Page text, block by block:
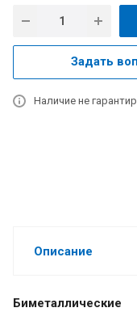
Задать
Наличие не
Описание